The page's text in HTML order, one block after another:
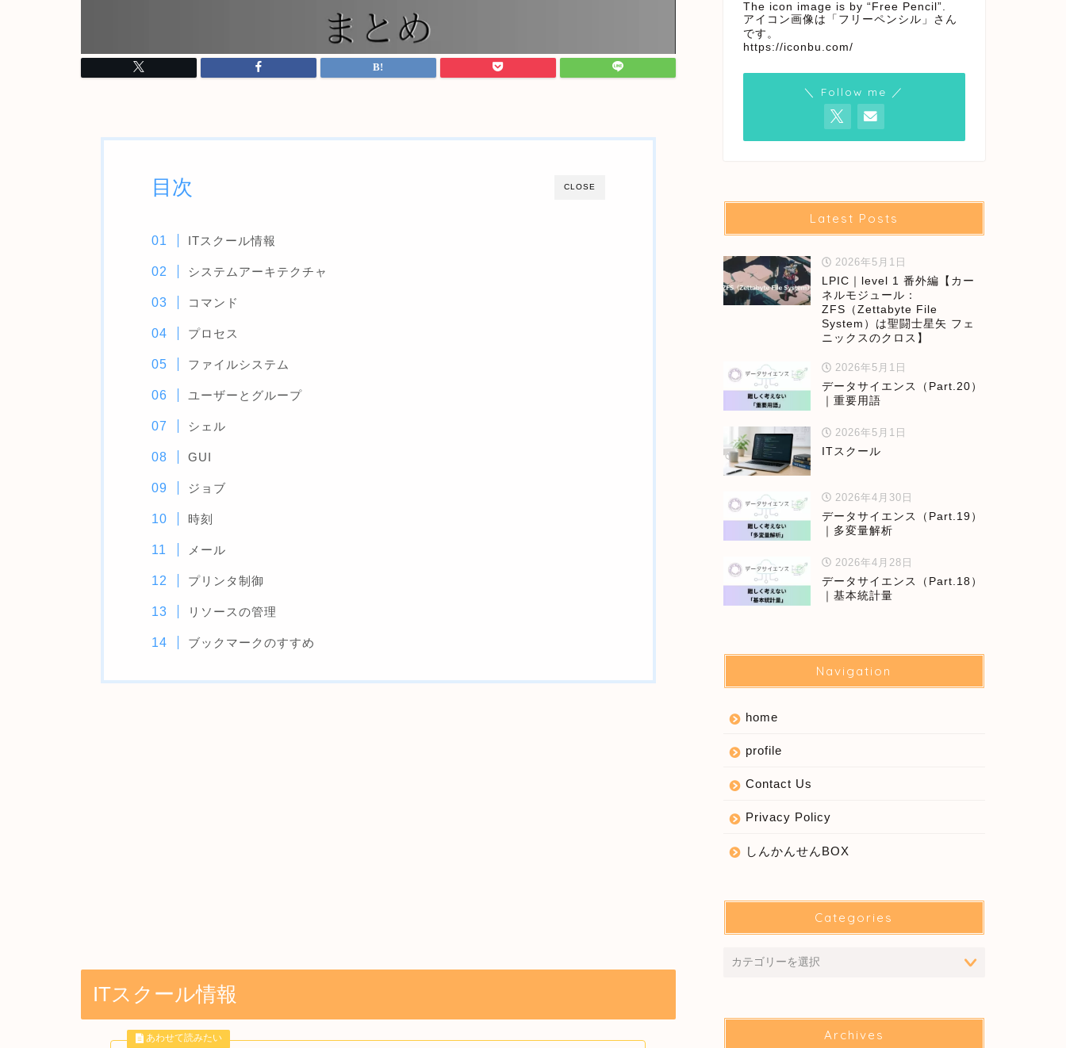
CLOSE
目次
ITスクール情報
システムアーキテクチャ
コマンド
プロセス
ファイルシステム
ユーザーとグループ
シェル
GUI
ジョブ
時刻
メール
プリンタ制御
リソースの管理
ブックマークのすすめ
ITスクール情報
The icon image is by “Free Pencil”.
アイコン画像は「フリーペンシル」さん
です。
https://iconbu.com/
＼ Follow me ／
Latest Posts
2026年5月1日
LPIC｜level 1 番外編【カー
ネルモジュール：
ZFS（Zettabyte File
System）は聖闘士星矢 フェ
ニックスのクロス】
2026年5月1日
データサイエンス（Part.20）
｜重要用語
2026年5月1日
ITスクール
2026年4月30日
データサイエンス（Part.19）
｜多変量解析
2026年4月28日
データサイエンス（Part.18）
｜基本統計量
Navigation
home
profile
Contact Us
Privacy Policy
しんかんせんBOX
Categories
Archives